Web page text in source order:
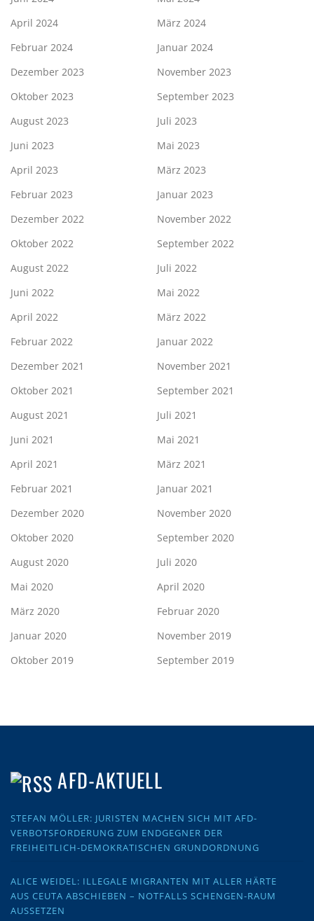
April 2024
März 2024
Februar 2024
Januar 2024
Dezember 2023
November 2023
Oktober 2023
September 2023
August 2023
Juli 2023
Juni 2023
Mai 2023
April 2023
März 2023
Februar 2023
Januar 2023
Dezember 2022
November 2022
Oktober 2022
September 2022
August 2022
Juli 2022
Juni 2022
Mai 2022
April 2022
März 2022
Februar 2022
Januar 2022
Dezember 2021
November 2021
Oktober 2021
September 2021
August 2021
Juli 2021
Juni 2021
Mai 2021
April 2021
März 2021
Februar 2021
Januar 2021
Dezember 2020
November 2020
Oktober 2020
September 2020
August 2020
Juli 2020
Mai 2020
April 2020
März 2020
Februar 2020
Januar 2020
November 2019
Oktober 2019
September 2019
AFD-AKTUELL
STEFAN MÖLLER: JURISTEN MACHEN SICH MIT AFD-
VERBOTSFORDERUNG ZUM ENDGEGNER DER
FREIHEITLICH-DEMOKRATISCHEN GRUNDORDNUNG
ALICE WEIDEL: ILLEGALE MIGRANTEN MIT ALLER HÄRTE
AUS CEUTA ABSCHIEBEN – NOTFALLS SCHENGEN-RAUM
AUSSETZEN